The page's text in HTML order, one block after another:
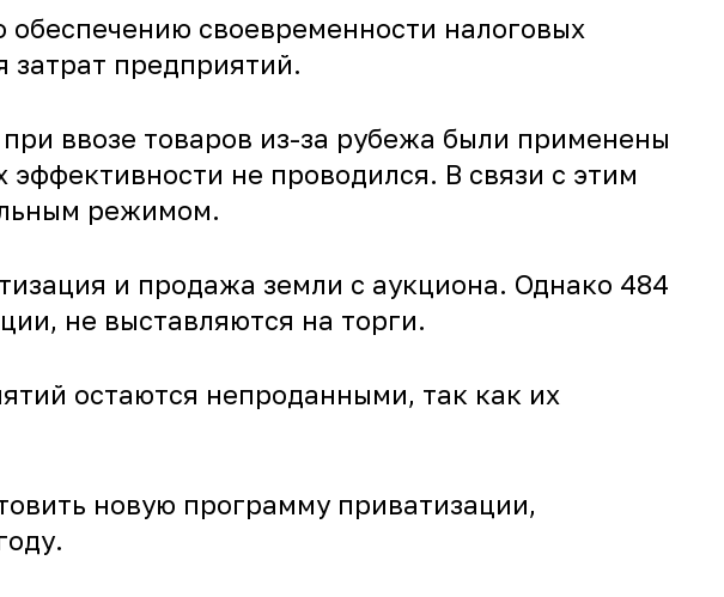
своевременности налоговых
затрат предприятий.
ввозе товаров из-за рубежа были применены
не проводился. В связи с этим
режимом.
и продажа земли с аукциона. Однако 484
не выставляются на торги.
остаются непроданными, так как их
новую программу приватизации,